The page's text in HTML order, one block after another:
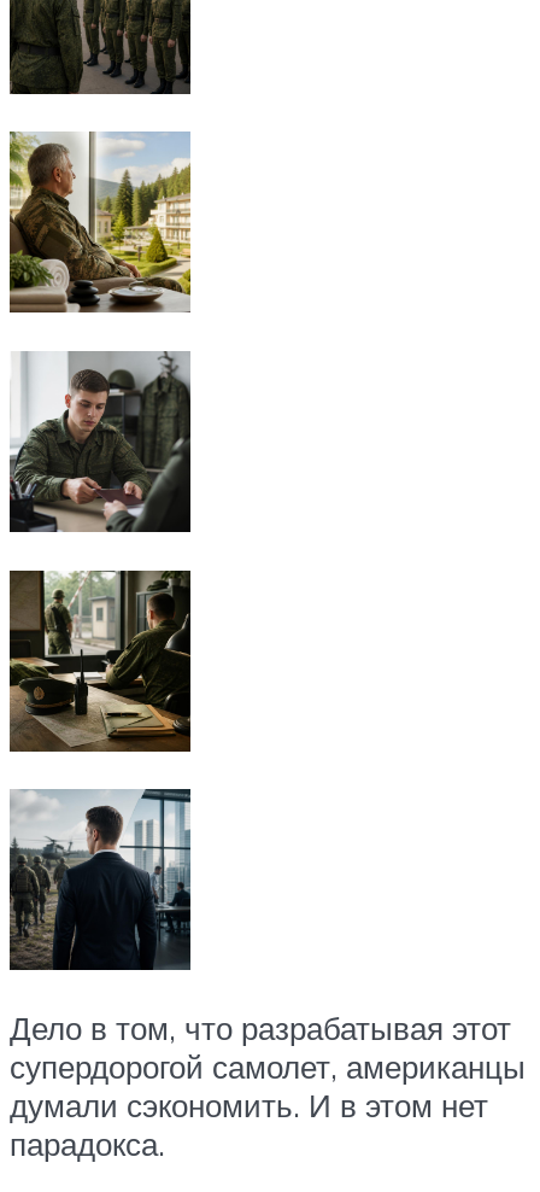
Дело в том, что разрабатывая этот
супердорогой самолет, американцы
думали сэкономить. И в этом нет
парадокса.